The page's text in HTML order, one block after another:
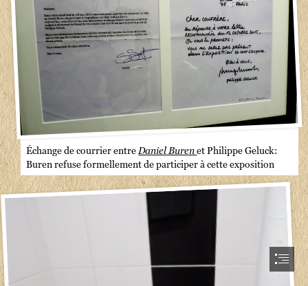
Échange de courrier entre Daniel Buren et Philippe Geluck:
Buren refuse formellement de participer à cette exposition